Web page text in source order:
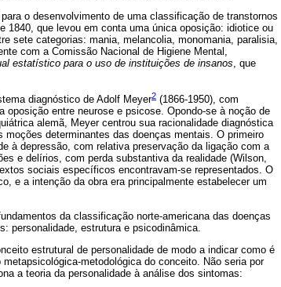
o desenvolvimento de uma classificação de transtornos
que levou em conta uma única oposição: idiotice ou
sete categorias: mania, melancolia, monomania, paralisia,
com a Comissão Nacional de Higiene Mental,
estatístico para o uso de instituições de insanos , que
diagnóstico de Adolf Meyer2 (1866-1950), com
entre neurose e psicose. Opondo-se à noção de
alemã, Meyer centrou sua racionalidade diagnóstica
determinantes das doenças mentais. O primeiro
à depressão, com relativa preservação da ligação com a
e delírios, com perda substantiva da realidade (Wilson,
sociais específicos encontravam-se representados. O
e a intenção da obra era principalmente estabelecer um
da classificação norte-americana das doenças
personalidade, estrutura e psicodinâmica.
estrutural de personalidade de modo a indicar como é
metodológica do conceito. Não seria por
a teoria da personalidade à análise dos sintomas: